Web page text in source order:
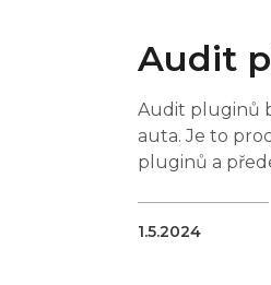
Audit
Audit pluginů
auta. Je to
pluginů a
1.5.2024